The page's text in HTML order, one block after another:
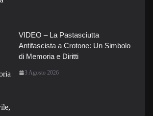
VIDEO – La Pastasciutta
Antifascista a Crotone: Un Simbolo
di Memoria e Diritti
3 Agosto 2026